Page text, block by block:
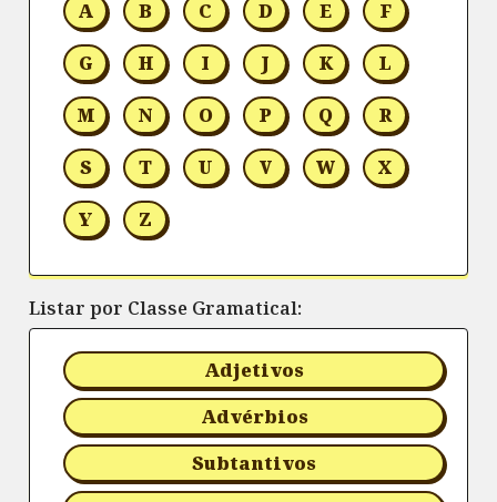
A B C D E F
G H I J K L
M N O P Q R
S T U V W X
Y Z
Listar por Classe Gramatical:
Adjetivos
Advérbios
Subtantivos